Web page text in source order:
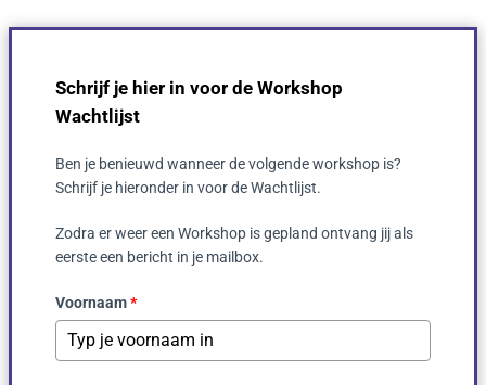
Schrijf je hier in voor de Workshop
Wachtlijst
Ben je benieuwd wanneer de volgende workshop is?
Schrijf je hieronder in voor de Wachtlijst.
Zodra er weer een Workshop is gepland ontvang jij als
eerste een bericht in je mailbox.
Voornaam*